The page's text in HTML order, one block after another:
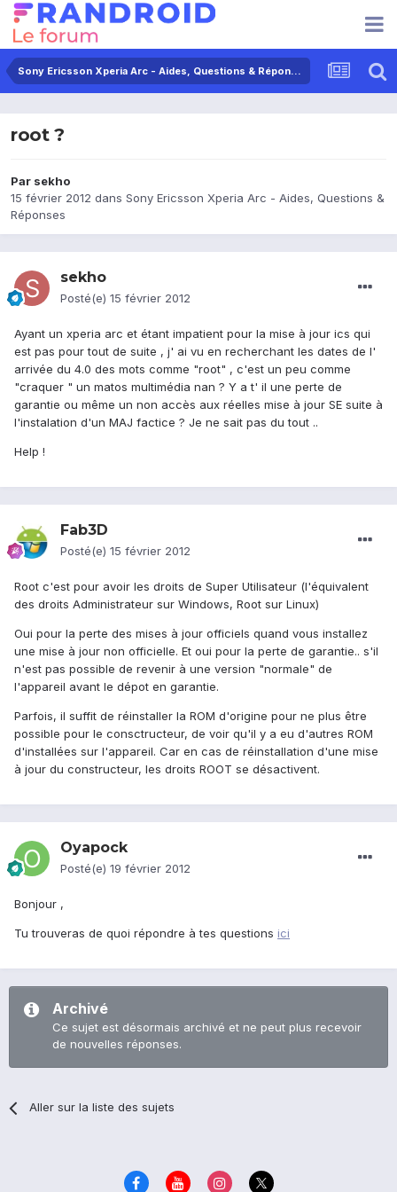
Sony Ericsson Xperia Arc - Aides, Questions & Réponses
root ?
Par sekho
15 février 2012 dans Sony Ericsson Xperia Arc - Aides, Questions &
Réponses
sekho
Posté(e) 15 février 2012
Ayant un xperia arc et étant impatient pour la mise à jour ics qui
est pas pour tout de suite , j' ai vu en recherchant les dates de l'
arrivée du 4.0 des mots comme "root" , c'est un peu comme
"craquer " un matos multimédia nan ? Y a t' il une perte de
garantie ou même un non accès aux réelles mise à jour SE suite à
l'instalation d'un MAJ factice ? Je ne sait pas du tout ..
Help !
Fab3D
Posté(e) 15 février 2012
Root c'est pour avoir les droits de Super Utilisateur (l'équivalent
des droits Administrateur sur Windows, Root sur Linux)
Oui pour la perte des mises à jour officiels quand vous installez
une mise à jour non officielle. Et oui pour la perte de garantie.. s'il
n'est pas possible de revenir à une version "normale" de
l'appareil avant le dépot en garantie.
Parfois, il suffit de réinstaller la ROM d'origine pour ne plus être
possible pour le consctructeur, de voir qu'il y a eu d'autres ROM
d'installées sur l'appareil. Car en cas de réinstallation d'une mise
à jour du constructeur, les droits ROOT se désactivent.
Oyapock
Posté(e) 19 février 2012
Bonjour ,
Tu trouveras de quoi répondre à tes questions ici
Archivé
Ce sujet est désormais archivé et ne peut plus recevoir
de nouvelles réponses.
Aller sur la liste des sujets